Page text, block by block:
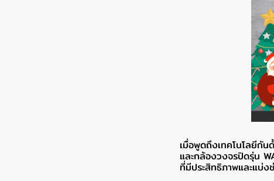
เมื่อพูดถึงเทคโนโลยีกั
และกล้องวงจรปิดรุ่น
ที่มีประสิทธิภาพและแบ่